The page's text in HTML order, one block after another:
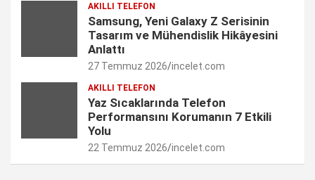
e
l
AKILLI TELEFON
Samsung, Yeni Galaxy Z Serisinin
Tasarım ve Mühendislik Hikâyesini
Anlattı
27 Temmuz 2026 incelet.com
AKILLI TELEFON
Yaz Sıcaklarında Telefon
Performansını Korumanın 7 Etkili
Yolu
22 Temmuz 2026 incelet.com